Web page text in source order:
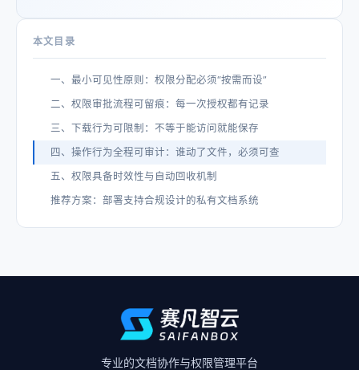
本文目录
一、最小可见性原则：权限分配必须“按需而设”
二、权限审批流程可留痕：每一次授权都有记录
三、下载行为可限制：不等于能访问就能保存
四、操作行为全程可审计：谁动了文件，必须可查
五、权限具备时效性与自动回收机制
推荐方案：部署支持合规设计的私有文档系统
专业的文档协作与权限管理平台